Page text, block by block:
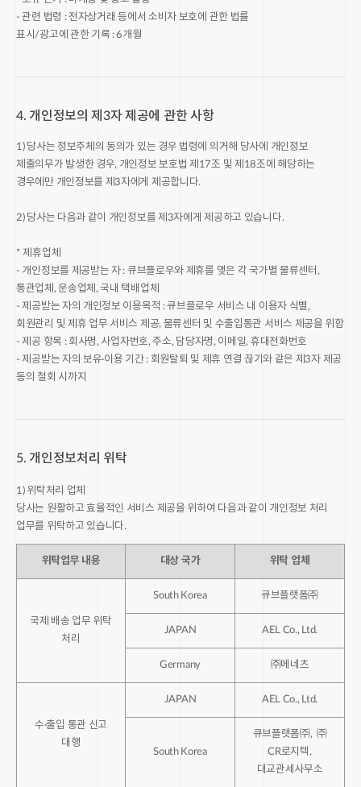
- 관련 법령 : 전자상거래 등에서 소비자 보호에 관한 법률
표시/광고에 관한 기록 : 6개월
4. 개인정보의 제3자 제공에 관한 사항
1) 당사는 정보주체의 동의가 있는 경우 법령에 의거해 당사에 개인정보
제출의무가 발생한 경우, 개인정보 보호법 제17조 및 제18조에 해당하는
경우에만 개인정보를 제3자에게 제공합니다.
2) 당사는 다음과 같이 개인정보를 제3자에게 제공하고 있습니다.
* 제휴업체
- 개인정보를 제공받는 자 : 큐브플로우와 제휴를 맺은 각 국가별 물류센터,
통관업체, 운송업체, 국내 택배업체
- 제공받는 자의 개인정보 이용목적 : 큐브플로우 서비스 내 이용자 식별,
회원관리 및 제휴 업무 서비스 제공, 물류센터 및 수출입통관 서비스 제공을 위함
- 제공 항목 : 회사명, 사업자번호, 주소, 담당자명, 이메일, 휴대전화번호
- 제공받는 자의 보유·이용 기간 : 회원탈퇴 및 제휴 연결 끊기와 같은 제3자 제공
동의 철회 시까지
5. 개인정보처리 위탁
1) 위탁처리 업체
당사는 원활하고 효율적인 서비스 제공을 위하여 다음과 같이 개인정보 처리
업무를 위탁하고 있습니다.
위탁업무 내용 대상 국가 위탁 업체
국제 배송 업무 위탁
처리
South Korea 큐브플랫폼㈜
JAPAN AEL Co., Ltd.
Germany ㈜메네츠
수·출입 통관 신고
대행
JAPAN AEL Co., Ltd.
South Korea
큐브플랫폼㈜, ㈜
CR로지텍,
대교관세사무소